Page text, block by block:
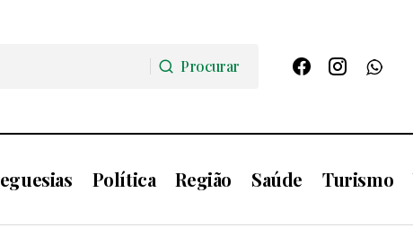
Procurar
Política Região Saúde Turismo